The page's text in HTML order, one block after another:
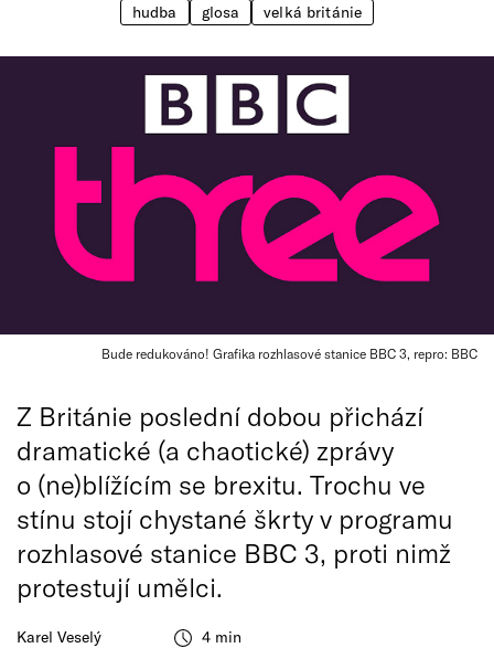
hudba glosa velká británie
Bude redukováno! Grafika rozhlasové stanice BBC 3, repro: BBC
Karel Veselý
4 min
Z Británie poslední dobou přichází
dramatické (a chaotické) zprávy
o (ne)blížícím se brexitu. Trochu ve
stínu stojí chystané škrty v programu
rozhlasové stanice BBC 3, proti nimž
protestují umělci.